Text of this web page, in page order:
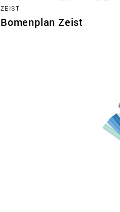
ZEIST
Bomenplan Zeist